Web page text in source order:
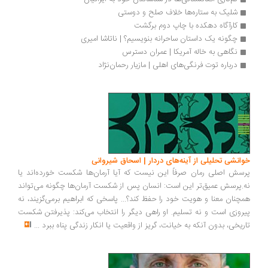
شلیک به ستاره‌ها خلاف صلح و دوستی
کارآگاه دهکده با چاپ دوم برگشت
چگونه یک داستان ساحرانه بنویسیم؟ | ناتاشا امیری
نگاهی به خاله آمریکا | عمران دسترس
درباره توت فرنگی‌های اهلی | مازیار رحمان‌نژاد
خوانشی تحلیلی از آینه‌های دردار | اسحاق شیروانی
پرسش اصلی رمان صرفاً این نیست که آیا آرمان‌ها شکست خورده‌اند یا
نه.پرسش عمیق‌تر این است: انسان پس از شکست آرمان‌ها چگونه می‌تواند
همچنان معنا و هویت خود را حفظ کند؟... پاسخی که ابراهیم برمی‌گزیند، نه
پیروزی است و نه تسلیم. او راهی دیگر را انتخاب می‌کند: پذیرفتن شکست
تاریخی، بدون آنکه به خیانت، گریز از واقعیت یا انکار زندگی پناه ببرد ...